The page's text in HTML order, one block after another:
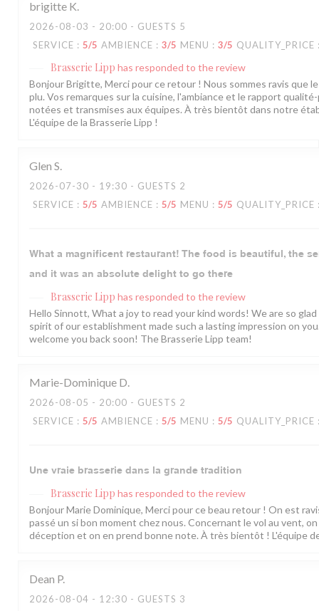
brigitte K
2026-08-03 - 20:00 - GUESTS 5
SERVICE : 5/5 AMBIENCE : 3/5 MENU : 3/5 QUALITY_PRICE
Brasserie Lipp has responded to the review
Bonjour Brigitte, Merci pour ce retour ! Nous sommes ravis que
plu. Vos remarques sur la cuisine, l'ambiance et le rapport
notées et transmises aux équipes. À très bientôt dans notre
L'équipe de la Brasserie Lipp !
Glen S
2026-07-30 - 19:30 - GUESTS 2
SERVICE : 5/5 AMBIENCE : 5/5 MENU : 5/5 QUALITY_PRICE
What a magnificent restaurant! The food is beautiful, the
and it was an absolute delight to go there
Brasserie Lipp has responded to the review
Hello Sinnott, What a joy to read your kind words! We are so
spirit of our establishment made such a lasting impression on
welcome you back soon! The Brasserie Lipp team!
Marie-Dominique D
2026-08-05 - 20:00 - GUESTS 2
SERVICE : 5/5 AMBIENCE : 5/5 MENU : 5/5 QUALITY_PRICE
Une vraie brasserie dans la grande tradition
Brasserie Lipp has responded to the review
Bonjour Marie Dominique, Merci pour ce beau retour ! On est
passé un si bon moment chez nous. Concernant le vol au vent,
déception et on en prend bonne note. À très bientôt ! L'équipe
Dean P
2026-08-04 - 12:30 - GUESTS 3